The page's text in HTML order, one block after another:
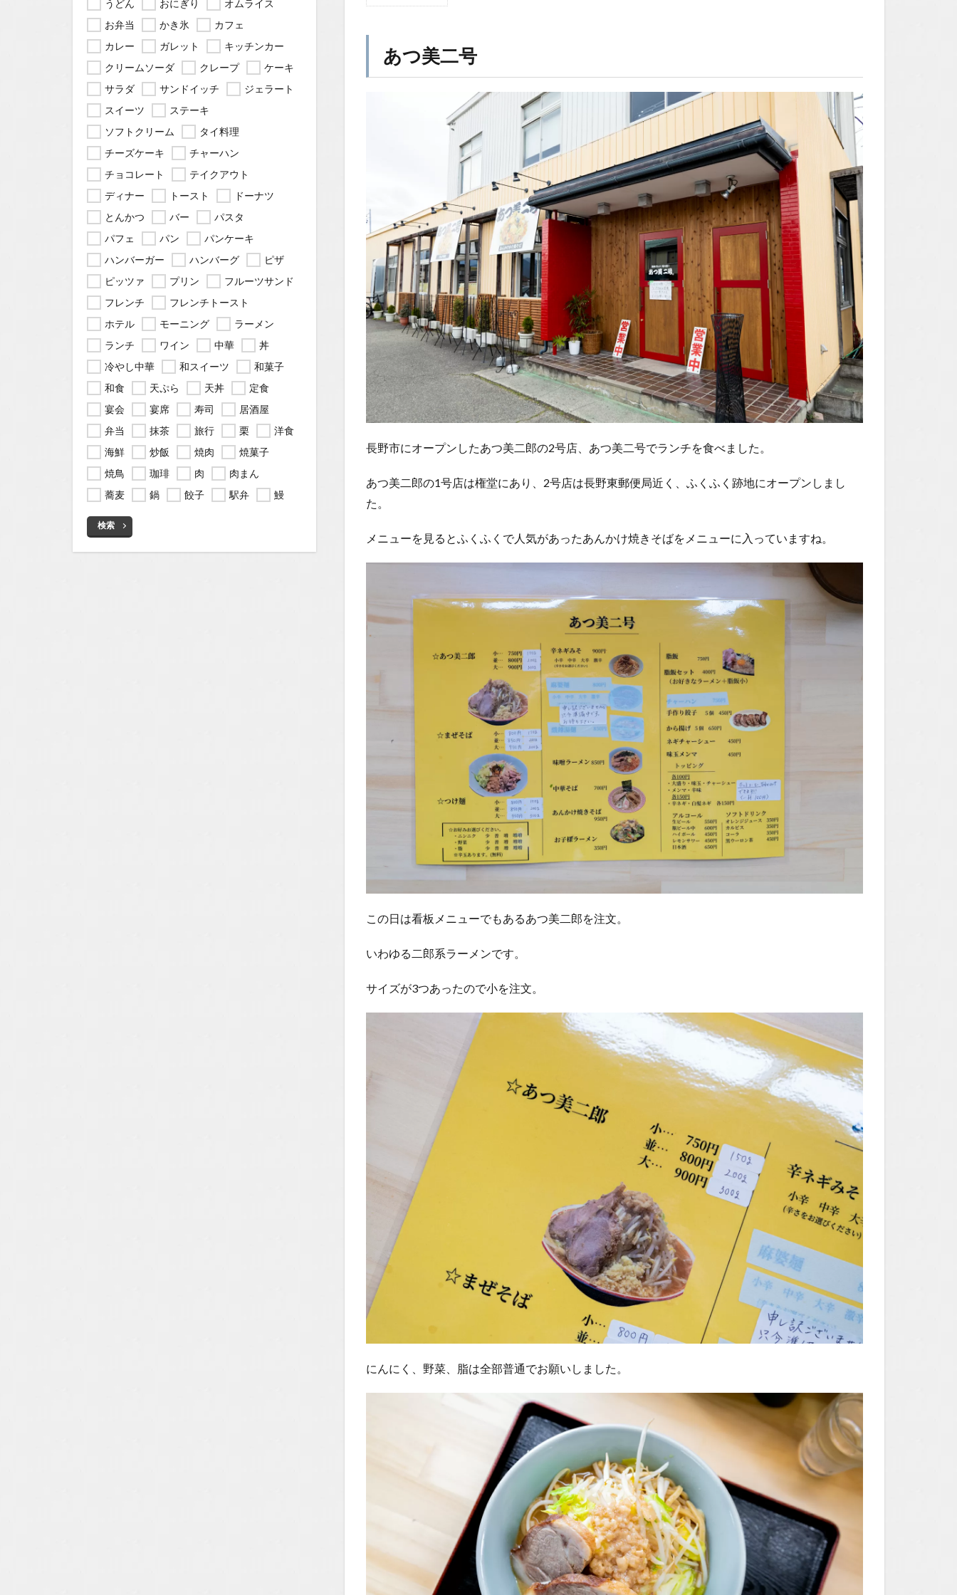
二
号
あつ美二号
長野市にオープンしたあつ美二郎の2号店、あつ美二号でランチを食べました。
あつ美二郎の1号店は権堂にあり、2号店は長野東郵便局近く、ふくふく跡地にオープンしまし
た。
メニューを見るとふくふくで人気があったあんかけ焼きそばをメニューに入っていますね。
この日は看板メニューでもあるあつ美二郎を注文。
いわゆる二郎系ラーメンです。
サイズが3つあったので小を注文。
にんにく、野菜、脂は全部普通でお願いしました。
うどん おにぎり
オムライス
お弁当
かき氷
カフェ
カレー
ガレット
キッチンカー
クリームソーダ
クレープ
ケーキ
サラダ
サンドイッチ
ジェラート
スイーツ
ステーキ
ソフトクリーム
タイ料理
チーズケーキ
チャーハン
チョコレート
テイクアウト
ディナー
トースト
ドーナツ
とんかつ
バー
パスタ
パフェ
パン
パンケーキ
ハンバーガー
ハンバーグ
ピザ
ピッツァ
プリン
フルーツサンド
フレンチ
フレンチトースト
ホテル
モーニング
ラーメン
ランチ
ワイン 中華
丼
冷やし中華
和スイーツ
和菓子
和食
天ぷら 天丼
定食
宴会
宴席 寿司
居酒屋
弁当
抹茶 旅行 栗
洋食
海鮮
炒飯 焼肉
焼菓子
焼鳥
珈琲 肉
肉まん
蕎麦
鍋 餃子 駅弁 鰻
検索